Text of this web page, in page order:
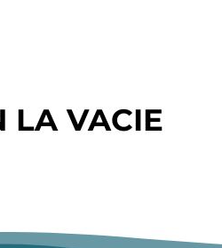
LA VACIE